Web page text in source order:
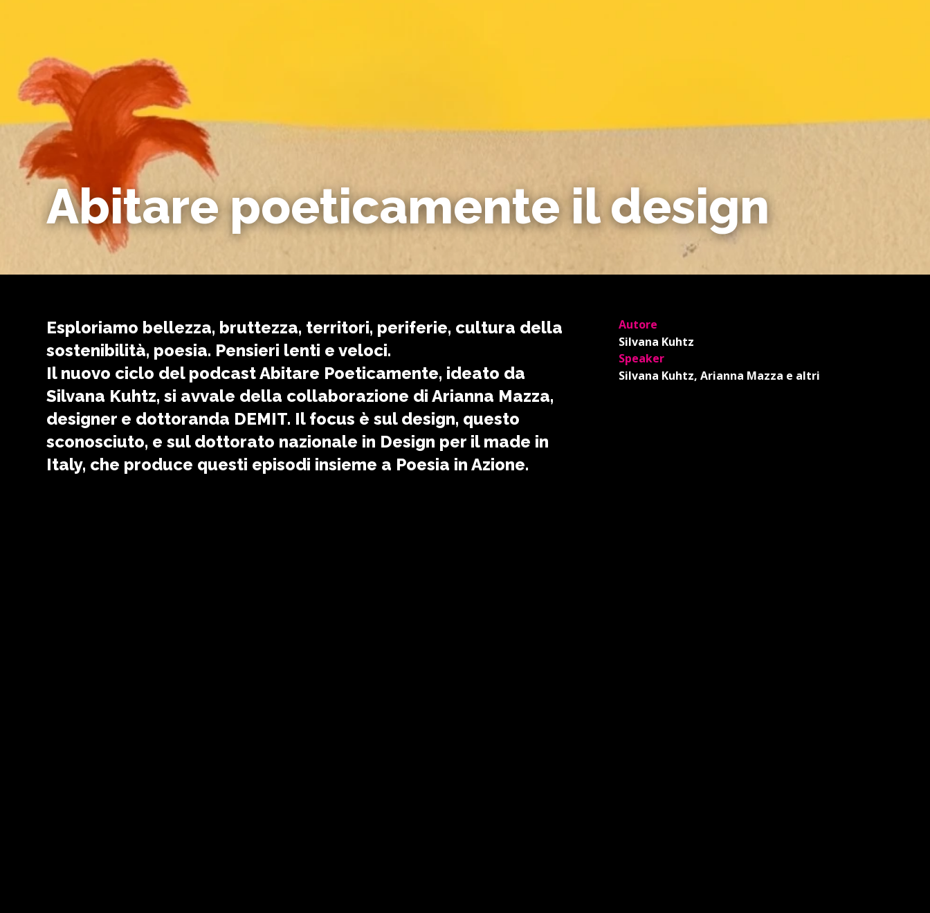
Abitare poeticamente il design
Esploriamo bellezza, bruttezza, territori, periferie, cultura della
sostenibilità, poesia. Pensieri lenti e veloci.
Il nuovo ciclo del podcast Abitare Poeticamente, ideato da
Silvana Kuhtz, si avvale della collaborazione di Arianna Mazza,
designer e dottoranda DEMIT. Il focus è sul design, questo
sconosciuto, e sul dottorato nazionale in Design per il made in
Italy, che produce questi episodi insieme a Poesia in Azione.
Autore
Silvana Kuhtz
Speaker
Silvana Kuhtz, Arianna Mazza e altri